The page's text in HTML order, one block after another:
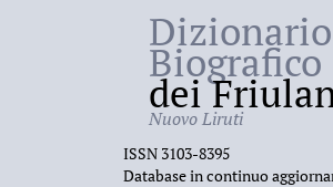
Dizionario
Biografico
dei
Nuovo Liruti
ISSN 3103-8395
Database in continuo